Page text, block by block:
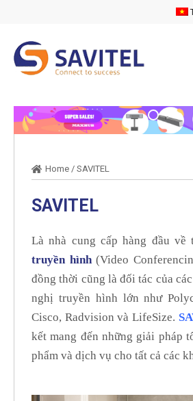
Home / SAVITEL
SAVITEL
Là nhà cung cấp hàng đầu về
truyền hình(Video
đồng thời cũng là đối tác của
nghị truyền hình lớn như
Cisco, Radvision và LifeSize.
kết mang đến những giải pháp
phẩm và dịch vụ cho tất cả các